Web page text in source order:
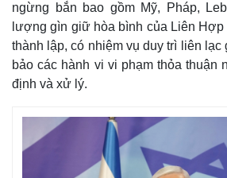
ngừng bắn bao gồm Mỹ, Pháp,
lượng gìn giữ hòa bình của Liên
thành lập, có nhiệm vụ duy trì liên
bảo các hành vi vi phạm thỏa thuận
định và xử lý.